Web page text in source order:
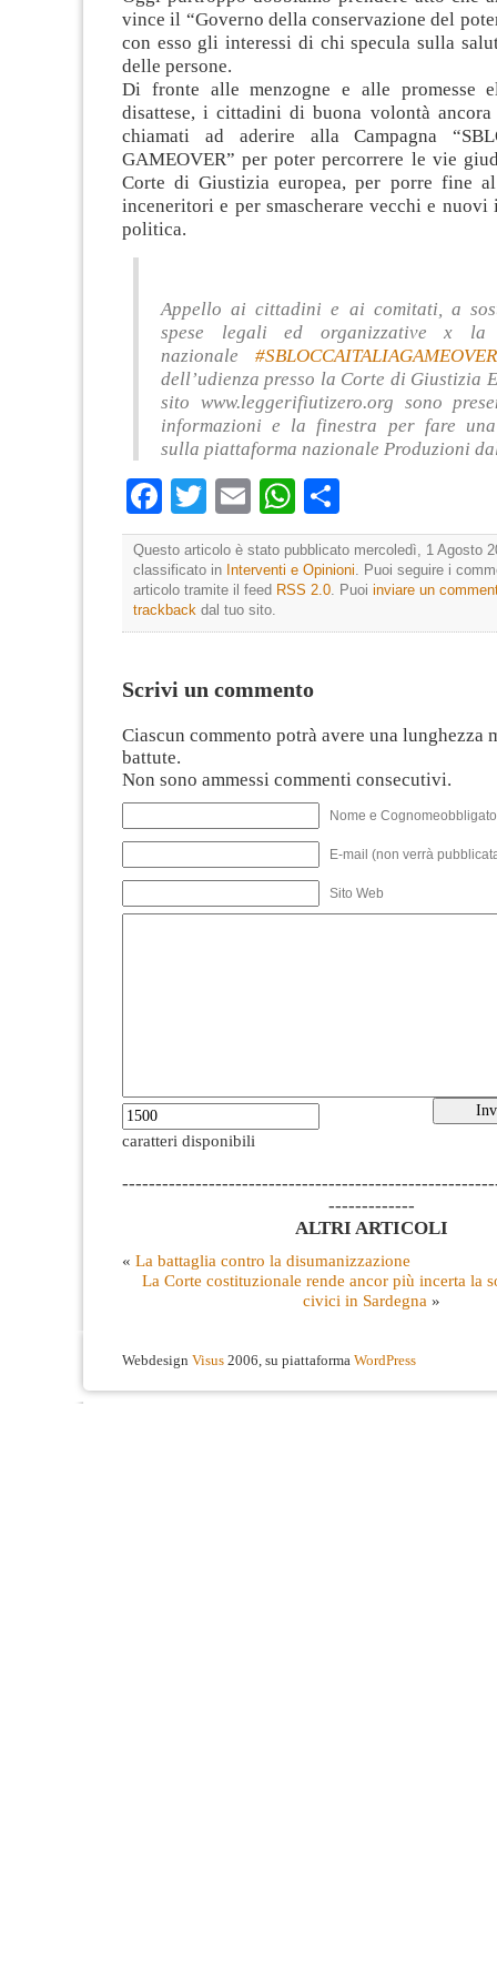
vince il “Governo della conservazione del
con esso gli interessi di chi specula sulla
delle persone.
Di fronte alle menzogne e alle promesse
disattese, i cittadini di buona volontà
chiamati ad aderire alla Campagna
GAMEOVER” per poter percorrere le vie
Corte di Giustizia europea, per porre fine
inceneritori e per smascherare vecchi e
politica.
Appello ai cittadini e ai comitati, a
spese legali ed organizzative x la
nazionale #SBLOCCAITALIAGAMEOVER
dell’udienza presso la Corte di Giustizia
sito www.leggerifiutizero.org sono
informazioni e la finestra per fare una
sulla piattaforma nazionale Produzioni
Facebook
TwitterEmailWhatsApp
Questo articolo è stato pubblicato mercoledì, 1 Agosto
classificato in Interventi e Opinioni. Puoi seguire i
articolo tramite il feed RSS 2.0. Puoi inviare un
trackback dal tuo sito.
Scrivi un commento
Ciascun commento potrà avere una lunghezza
battute.
Non sono ammessi commenti consecutivi.
Nome e
E-mail (non verrà
Sito Web
caratteri disponibili
-------------
ALTRI ARTICOLI
« La battaglia contro la disumanizzazione
La Corte costituzionale rende ancor più incerta la
civici in Sardegna »
Webdesign Visus 2006, su piattaforma WordPress